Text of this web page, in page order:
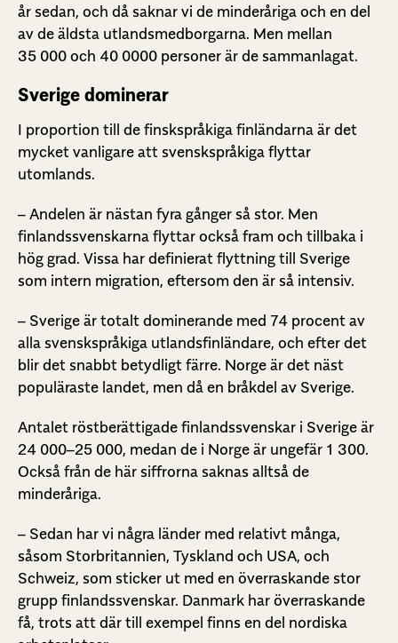
år sedan, och då saknar vi de minderåriga och en del
av de äldsta utlandsmedborgarna. Men mellan
35 000 och 40 0000 personer är de sammanlagat.
Sverige dominerar
I proportion till de finskspråkiga finländarna är det
mycket vanligare att svenskspråkiga flyttar
utomlands.
– Andelen är nästan fyra gånger så stor. Men
finlandssvenskarna flyttar också fram och tillbaka i
hög grad. Vissa har definierat flyttning till Sverige
som intern migration, eftersom den är så intensiv.
– Sverige är totalt dominerande med 74 procent av
alla svenskspråkiga utlandsfinländare, och efter det
blir det snabbt betydligt färre. Norge är det näst
populäraste landet, men då en bråkdel av Sverige.
Antalet röstberättigade finlandssvenskar i Sverige är
24 000–25 000, medan de i Norge är ungefär 1 300.
Också från de här siffrorna saknas alltså de
minderåriga.
– Sedan har vi några länder med relativt många,
såsom Storbritannien, Tyskland och USA, och
Schweiz, som sticker ut med en överraskande stor
grupp finlandssvenskar. Danmark har överraskande
få, trots att där till exempel finns en del nordiska